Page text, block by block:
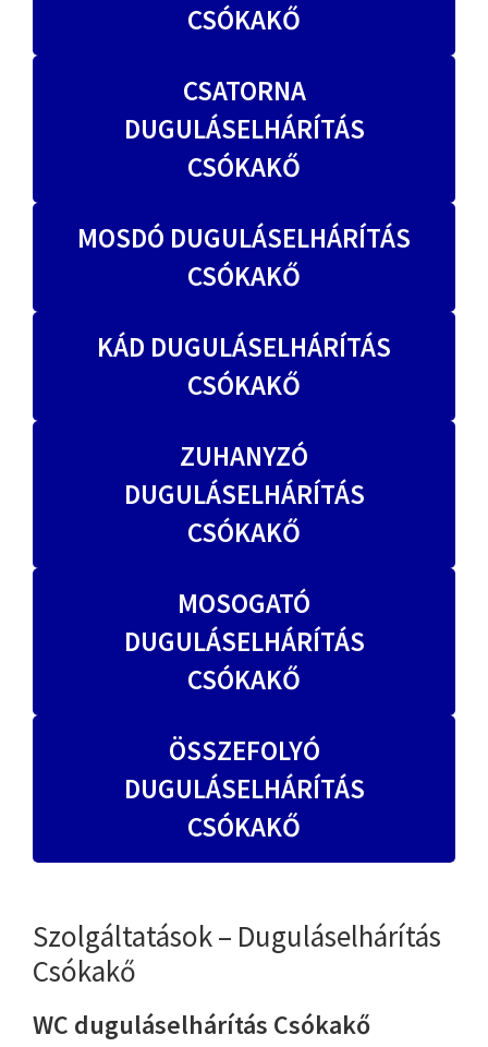
CSÓKAKŐ
CSATORNA
DUGULÁSELHÁRÍTÁS
CSÓKAKŐ
MOSDÓ DUGULÁSELHÁRÍTÁS
CSÓKAKŐ
KÁD DUGULÁSELHÁRÍTÁS
CSÓKAKŐ
ZUHANYZÓ
DUGULÁSELHÁRÍTÁS
CSÓKAKŐ
MOSOGATÓ
DUGULÁSELHÁRÍTÁS
CSÓKAKŐ
ÖSSZEFOLYÓ
DUGULÁSELHÁRÍTÁS
CSÓKAKŐ
Szolgáltatások – Duguláselhárítás
Csókakő
WC duguláselhárítás Csókakő